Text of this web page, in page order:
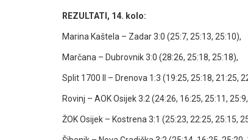
REZULTATI, 14. kolo:
Marina Kaštela – Zadar 3:0 (25:7, 25:13, 25:10),
Marčana – Dubrovnik 3:0 (28:26, 25:18, 25:18),
Split 1700 II – Drenova 1:3 (19:25, 25:18, 21:25,
Rovinj – AOK Osijek 3:2 (24:26, 16:25, 25:11,
ŽOK Osijek – Kostrena 3:1 (25:23, 22:25, 25:15,